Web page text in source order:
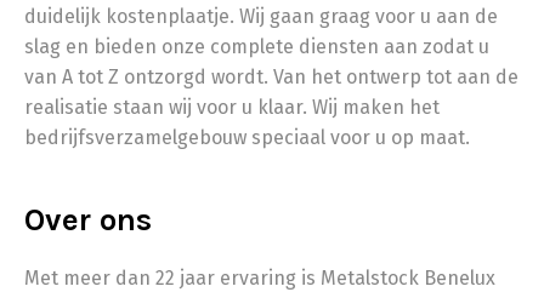
duidelijk kostenplaatje. Wij gaan graag voor u aan de
slag en bieden onze complete diensten aan zodat u
van A tot Z ontzorgd wordt. Van het ontwerp tot aan de
realisatie staan wij voor u klaar. Wij maken het
bedrijfsverzamelgebouw speciaal voor u op maat.
Over ons
Met meer dan 22 jaar ervaring is Metalstock Benelux